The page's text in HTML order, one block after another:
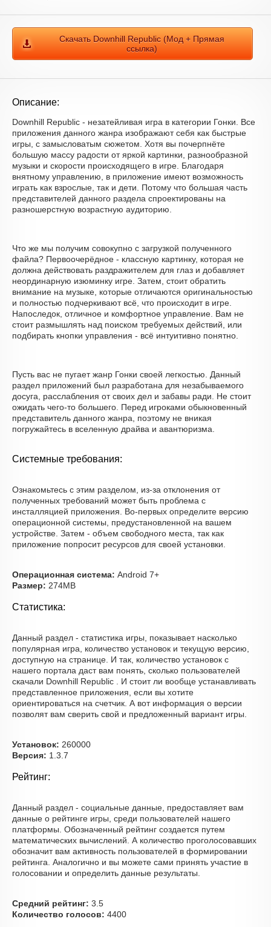
Скачать Downhill Republic (Мод + Прямая
ссылка)
Описание:
Downhill Republic - незатейливая игра в категории Гонки. Все
приложения данного жанра изображают себя как быстрые
игры, с замысловатым сюжетом. Хотя вы почерпнёте
большую массу радости от яркой картинки, разнообразной
музыки и скорости происходящего в игре. Благодаря
внятному управлению, в приложение имеют возможность
играть как взрослые, так и дети. Потому что большая часть
представителей данного раздела спроектированы на
разношерстную возрастную аудиторию.
Что же мы получим совокупно с загрузкой полученного
файла? Первоочерёдное - классную картинку, которая не
должна действовать раздражителем для глаз и добавляет
неординарную изюминку игре. Затем, стоит обратить
внимание на музыке, которые отличаются оригинальностью
и полностью подчеркивают всё, что происходит в игре.
Напоследок, отличное и комфортное управление. Вам не
стоит размышлять над поиском требуемых действий, или
подбирать кнопки управления - всё интуитивно понятно.
Пусть вас не пугает жанр Гонки своей легкостью. Данный
раздел приложений был разработана для незабываемого
досуга, расслабления от своих дел и забавы ради. Не стоит
ожидать чего-то большего. Перед игроками обыкновенный
представитель данного жанра, поэтому не вникая
погружайтесь в вселенную драйва и авантюризма.
Системные требования:
Ознакомьтесь с этим разделом, из-за отклонения от
полученных требований может быть проблема с
инсталляцией приложения. Во-первых определите версию
операционной системы, предустановленной на вашем
устройстве. Затем - объем свободного места, так как
приложение попросит ресурсов для своей установки.
Операционная система: Android 7+
Размер: 274MB
Статистика:
Данный раздел - статистика игры, показывает насколько
популярная игра, количество установок и текущую версию,
доступную на странице. И так, количество установок с
нашего портала даст вам понять, сколько пользователей
скачали Downhill Republic . И стоит ли вообще устанавливать
представленное приложения, если вы хотите
ориентироваться на счетчик. А вот информация о версии
позволят вам сверить свой и предложенный вариант игры.
Установок: 260000
Версия: 1.3.7
Рейтинг:
Данный раздел - социальные данные, предоставляет вам
данные о рейтинге игры, среди пользователей нашего
платформы. Обозначенный рейтинг создается путем
математических вычислений. А количество проголосовавших
обозначит вам активность пользователей в формировании
рейтинга. Аналогично и вы можете сами принять участие в
голосовании и определить данные результаты.
Средний рейтинг: 3.5
Количество голосов: 4400